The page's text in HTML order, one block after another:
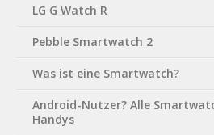
LG G Watch R
Pebble Smartwatch 2
Was ist eine Smartwatch?
Android-Nutzer? Alle
Handys